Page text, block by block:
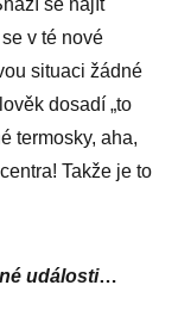
se najít
v té nové
situaci žádné
dosadí „to
termosky, aha,
Takže je to
události…